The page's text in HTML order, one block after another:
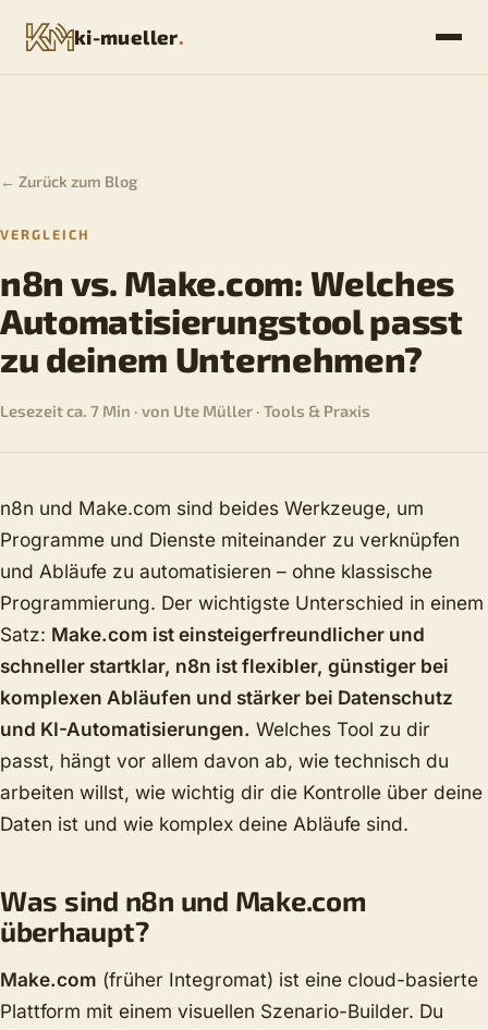
ki-mueller.
← Zurück zum Blog
VERGLEICH
n8n vs. Make.com: Welches
Automatisierungstool passt
zu deinem Unternehmen?
Lesezeit ca. 7 Min · von Ute Müller · Tools & Praxis
n8n und Make.com sind beides Werkzeuge, um
Programme und Dienste miteinander zu verknüpfen
und Abläufe zu automatisieren – ohne klassische
Programmierung. Der wichtigste Unterschied in einem
Satz: Make.com ist einsteigerfreundlicher und
schneller startklar, n8n ist flexibler, günstiger bei
komplexen Abläufen und stärker bei Datenschutz
und KI-Automatisierungen. Welches Tool zu dir
passt, hängt vor allem davon ab, wie technisch du
arbeiten willst, wie wichtig dir die Kontrolle über deine
Daten ist und wie komplex deine Abläufe sind.
Was sind n8n und Make.com
überhaupt?
Make.com (früher Integromat) ist eine cloud-basierte
Plattform mit einem visuellen Szenario-Builder. Du